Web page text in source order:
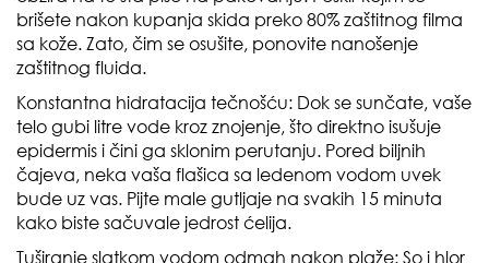
brišete nakon kupanja skida preko 80% zaštitnog filma
sa kože. Zato, čim se osušite, ponovite nanošenje
zaštitnog fluida.
Konstantna hidratacija tečnošću: Dok se sunčate, vaše
telo gubi litre vode kroz znojenje, što direktno isušuje
epidermis i čini ga sklonim perutanju. Pored biljnih
čajeva, neka vaša flašica sa ledenom vodom uvek
bude uz vas. Pijte male gutljaje na svakih 15 minuta
kako biste sačuvale jedrost ćelija.
Tuširanje slatkom vodom odmah nakon plaže: So i hlor